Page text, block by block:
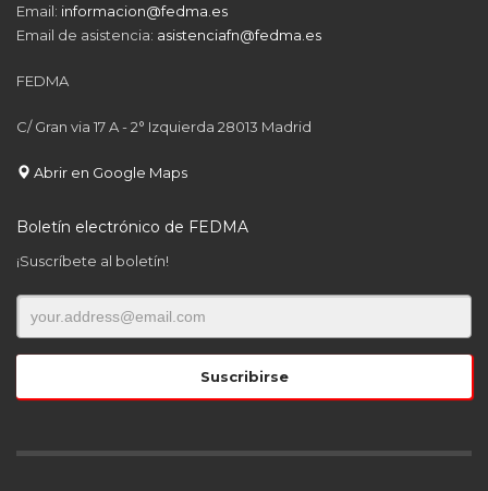
Email: informacion@fedma.es
Email de asistencia: asistenciafn@fedma.es
FEDMA
C/ Gran via 17 A - 2° Izquierda 28013 Madrid
Abrir en Google Maps
Boletín electrónico de FEDMA
¡Suscríbete al boletín!